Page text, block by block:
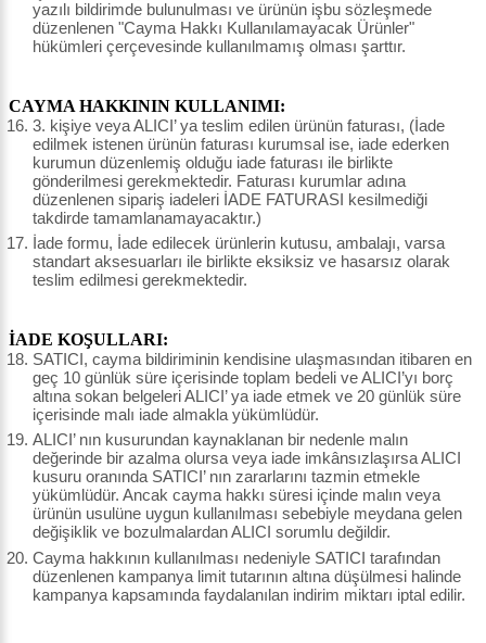
yazılı bildirimde bulunulması ve ürünün işbu sözleşmede
düzenlenen "Cayma Hakkı Kullanılamayacak Ürünler"
hükümleri çerçevesinde kullanılmamış olması şarttır.
CAYMA HAKKININ KULLANIMI:
3. kişiye veya ALICI’ ya teslim edilen ürünün faturası, (İade
edilmek istenen ürünün faturası kurumsal ise, iade ederken
kurumun düzenlemiş olduğu iade faturası ile birlikte
gönderilmesi gerekmektedir. Faturası kurumlar adına
düzenlenen sipariş iadeleri İADE FATURASI kesilmediği
takdirde tamamlanamayacaktır.)
İade formu, İade edilecek ürünlerin kutusu, ambalajı, varsa
standart aksesuarları ile birlikte eksiksiz ve hasarsız olarak
teslim edilmesi gerekmektedir.
İADE KOŞULLARI:
SATICI, cayma bildiriminin kendisine ulaşmasından itibaren en
geç 10 günlük süre içerisinde toplam bedeli ve ALICI’yı borç
altına sokan belgeleri ALICI’ ya iade etmek ve 20 günlük süre
içerisinde malı iade almakla yükümlüdür.
ALICI’ nın kusurundan kaynaklanan bir nedenle malın
değerinde bir azalma olursa veya iade imkânsızlaşırsa ALICI
kusuru oranında SATICI’ nın zararlarını tazmin etmekle
yükümlüdür. Ancak cayma hakkı süresi içinde malın veya
ürünün usulüne uygun kullanılması sebebiyle meydana gelen
değişiklik ve bozulmalardan ALICI sorumlu değildir.
Cayma hakkının kullanılması nedeniyle SATICI tarafından
düzenlenen kampanya limit tutarının altına düşülmesi halinde
kampanya kapsamında faydalanılan indirim miktarı iptal edilir.